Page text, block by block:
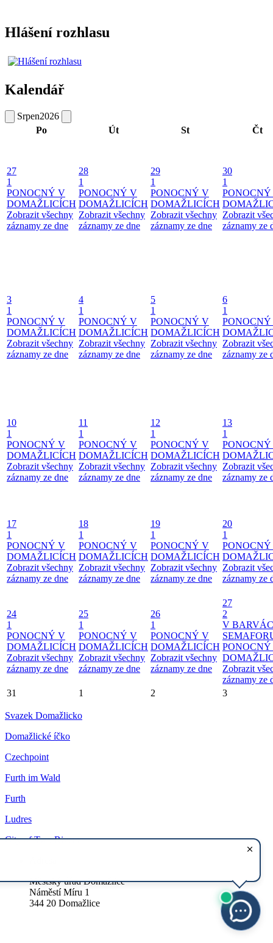
Hlášení rozhlasu
Kalendář
Srpen2026
Po
Út St Čt
27
1
PONOCNÝ V
DOMAŽLICÍCH
Zobrazit všechny
záznamy ze dne
28
1
PONOCNÝ V
DOMAŽLICÍCH
Zobrazit všechny
záznamy ze dne
29
1
PONOCNÝ V
DOMAŽLICÍCH
Zobrazit všechny
záznamy ze dne
30
1
Zobrazit
záznamy ze
3
1
PONOCNÝ V
DOMAŽLICÍCH
Zobrazit všechny
záznamy ze dne
4
1
PONOCNÝ V
DOMAŽLICÍCH
Zobrazit všechny
záznamy ze dne
5
1
PONOCNÝ V
DOMAŽLICÍCH
Zobrazit všechny
záznamy ze dne
6
1
Zobrazit
záznamy ze
10
1
PONOCNÝ V
DOMAŽLICÍCH
Zobrazit všechny
záznamy ze dne
11
1
PONOCNÝ V
DOMAŽLICÍCH
Zobrazit všechny
záznamy ze dne
12
1
PONOCNÝ V
DOMAŽLICÍCH
Zobrazit všechny
záznamy ze dne
13
1
Zobrazit
záznamy ze
17
1
PONOCNÝ V
DOMAŽLICÍCH
Zobrazit všechny
záznamy ze dne
18
1
PONOCNÝ V
DOMAŽLICÍCH
Zobrazit všechny
záznamy ze dne
19
1
PONOCNÝ V
DOMAŽLICÍCH
Zobrazit všechny
záznamy ze dne
20
1
Zobrazit
záznamy ze
24
1
PONOCNÝ V
DOMAŽLICÍCH
Zobrazit všechny
záznamy ze dne
25
1
PONOCNÝ V
DOMAŽLICÍCH
Zobrazit všechny
záznamy ze dne
26
1
PONOCNÝ V
DOMAŽLICÍCH
Zobrazit všechny
záznamy ze dne
27
2
V
Zobrazit
záznamy ze
31
1 2 3
Svazek Domažlicko
Domažlické íčko
Czechpoint
Furth im Wald
Furth
Ludres
City of Two Rivers
Městský úřad Domažlice
Náměstí Míru 1
344 20 Domažlice